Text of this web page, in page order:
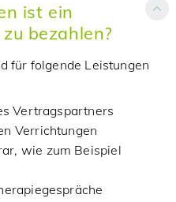
ist ein
bezahlen?
für folgende Leistungen
Vertragspartners
Verrichtungen
wie zum Beispiel